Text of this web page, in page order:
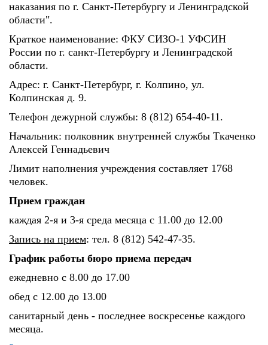
наказания по г. Санкт-Петербургу и Ленинградской
области".
Краткое наименование: ФКУ СИЗО-1 УФСИН
России по г. санкт-Петербургу и Ленинградской
области.
Адрес: г. Санкт-Петербург, г. Колпино, ул.
Колпинская д. 9.
Телефон дежурной службы: 8 (812) 654-40-11.
Начальник: полковник внутренней службы Ткаченко
Алексей Геннадьевич
Лимит наполнения учреждения составляет 1768
человек.
Прием граждан
каждая 2-я и 3-я среда месяца с 11.00 до 12.00
Запись на прием: тел. 8 (812) 542-47-35.
График работы бюро приема передач
ежедневно с 8.00 до 17.00
обед с 12.00 до 13.00
санитарный день - последнее воскресенье каждого
месяца.